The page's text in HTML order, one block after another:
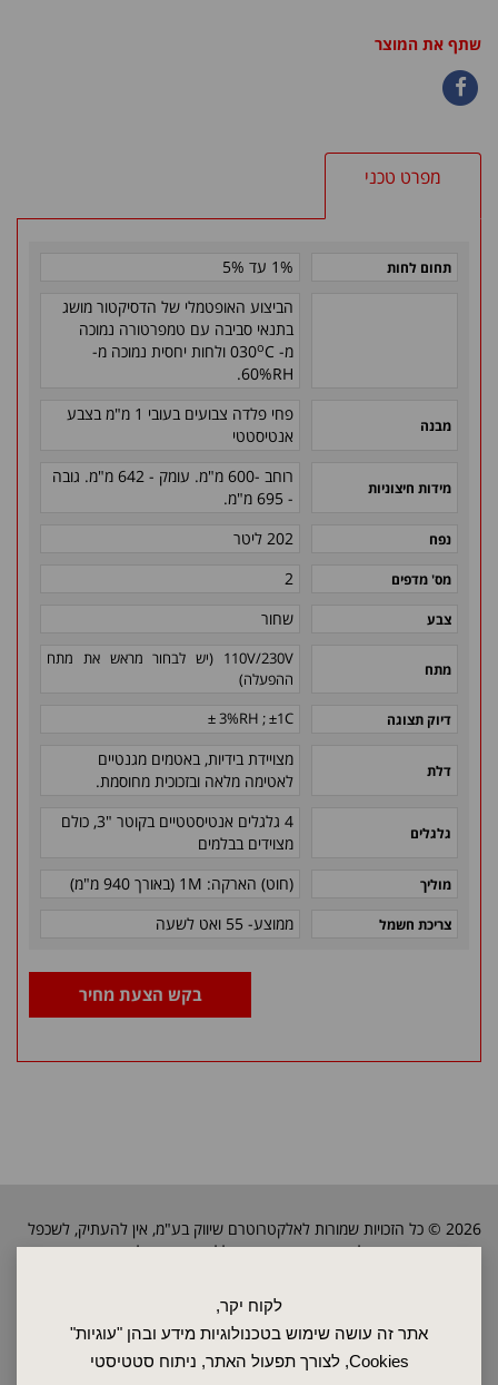
לקוח יקר,
אתר זה עושה שימוש בטכנולוגיות מידע ובהן "עוגיות"
Cookies, לצורך תפעול האתר, ניתוח סטטיסטי
שתף את המוצר
מפרט טכני
תחום לחות
1% עד 5%
הביצוע האופטמלי של הדסיקטור מושג
בתנאי סביבה עם טמפרטורה נמוכה
מ- 030
o
C ולחות יחסית נמוכה מ-
60%RH.
מבנה
פחי פלדה צבועים בעובי 1 מ"מ בצבע
אנטיסטטי
מידות חיצוניות
רוחב -600 מ"מ. עומק - 642 מ"מ. גובה
- 695 מ"מ.
נפח 202 ליטר
מס' מדפים 2
צבע שחור
מתח
110V/230V (יש לבחור מראש את מתח
ההפעלה)
דיוק תצוגה 3%RH ; ±1C ±
דלת
מצויידת בידיות, באטמים מגנטיים
לאטימה מלאה ובזכוכית מחוסמת.
גלגלים
4 גלגלים אנטיסטטיים בקוטר "3, כולם
מצוידים בבלמים
מוליך (חוט) הארקה: 1M (באורך 940 מ"מ)
צריכת חשמל ממוצע- 55 ואט לשעה
בקש הצעת מחיר
2026 © כל הזכויות שמורות לאלקטרוטרם שיווק בע"מ, אין להעתיק, לשכפל
טקסטים, תמונות וכל חומר אחר באתר זה ללא אישור בעלי החברה.
שרות ותחזוקה